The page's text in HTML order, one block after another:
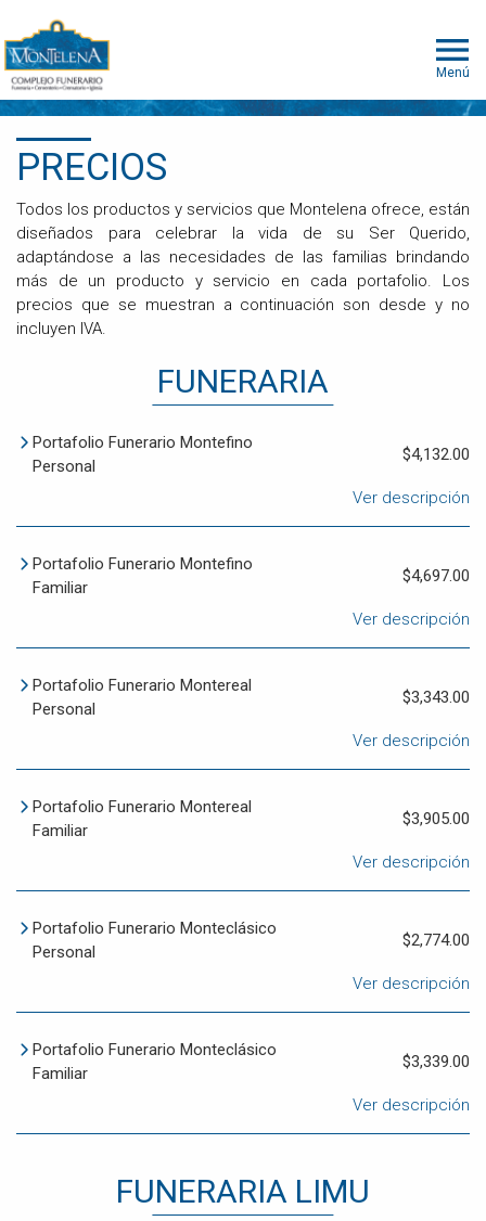
Menú
PRECIOS
Todos los productos y servicios que Montelena ofrece, están
diseñados para celebrar la vida de su Ser Querido,
adaptándose a las necesidades de las familias brindando
más de un producto y servicio en cada portafolio. Los
precios que se muestran a continuación son desde y no
incluyen IVA.
FUNERARIA
Portafolio Funerario Montefino
Personal
$4,132.00
Ver descripción
Portafolio Funerario Montefino
Familiar
$4,697.00
Ver descripción
Portafolio Funerario Montereal
Personal
$3,343.00
Ver descripción
Portafolio Funerario Montereal
Familiar
$3,905.00
Ver descripción
Portafolio Funerario Monteclásico
Personal
$2,774.00
Ver descripción
Portafolio Funerario Monteclásico
Familiar
$3,339.00
Ver descripción
FUNERARIA LIMU